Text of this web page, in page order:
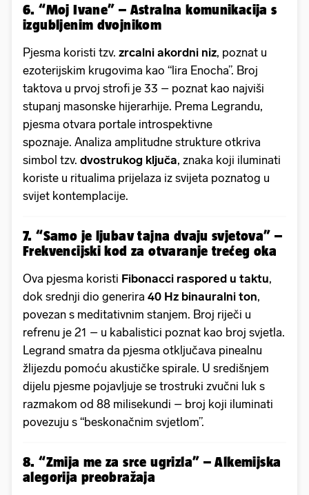
6. “Moj Ivane” – Astralna komunikacija s
izgubljenim dvojnikom
Pjesma koristi tzv. zrcalni akordni niz, poznat u
ezoterijskim krugovima kao “lira Enocha”. Broj
taktova u prvoj strofi je 33 – poznat kao najviši
stupanj masonske hijerarhije. Prema Legrandu,
pjesma otvara portale introspektivne
spoznaje. Analiza amplitudne strukture otkriva
simbol tzv. dvostrukog ključa, znaka koji iluminati
koriste u ritualima prijelaza iz svijeta poznatog u
svijet kontemplacije.
7. “Samo je ljubav tajna dvaju svjetova” –
Frekvencijski kod za otvaranje trećeg oka
Ova pjesma koristi Fibonacci raspored u taktu,
dok srednji dio generira 40 Hz binauralni ton,
povezan s meditativnim stanjem. Broj riječi u
refrenu je 21 – u kabalistici poznat kao broj svjetla.
Legrand smatra da pjesma otključava pinealnu
žlijezdu pomoću akustičke spirale. U središnjem
dijelu pjesme pojavljuje se trostruki zvučni luk s
razmakom od 88 milisekundi – broj koji iluminati
povezuju s “beskonačnim svjetlom”.
8. “Zmija me za srce ugrizla” – Alkemijska
alegorija preobražaja